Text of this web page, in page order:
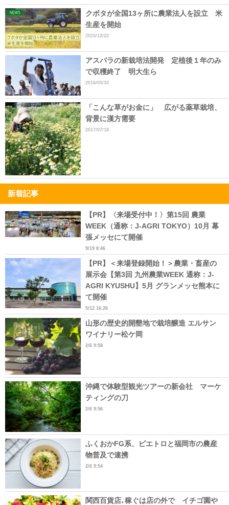
クボタが全国13ヶ所に農業法人を設立 米
生産を開始
2015/12/22
アスパラの新栽培法開発 定植後１年のみ
で収穫終了 明大生ら
2016/05/30
「こんな草がお金に」 広がる薬草栽培、
背景に漢方需要
2017/07/18
新着記事
【PR】〈来場受付中！〉第15回 農業
WEEK（通称：J-AGRI TOKYO）10月 幕
張メッセにて開催
9/19 8:46
【PR】＜来場登録開始！＞農業・畜産の
展示会【第3回 九州農業WEEK 通称：J-
AGRI KYUSHU】5月 グランメッセ熊本に
て開催
5/12 16:26
山形の歴史的開墾地で栽培醸造 エルサン
ワイナリー松ケ岡
2/6 9:58
沖縄で体験型観光ツアーの新会社 マーケ
ティングの刀
2/6 9:56
ふくおかFG系、ピエトロと福岡市の農産
物普及で連携
2/6 9:54
関西百貨店､稼ぐは店の外で イチゴ園や